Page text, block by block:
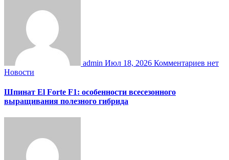
admin Июл 18, 2026 Комментариев нет
Новости
Шпинат El Forte F1: особенности всесезонного
выращивания полезного гибрида